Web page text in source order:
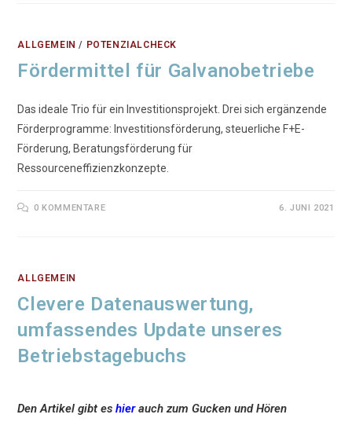
ALLGEMEIN / POTENZIALCHECK
Fördermittel für Galvanobetriebe
Das ideale Trio für ein Investitionsprojekt. Drei sich ergänzende
Förderprogramme: Investitionsförderung, steuerliche F+E-
Förderung, Beratungsförderung für
Ressourceneffizienzkonzepte.
0 KOMMENTARE 6. JUNI 2021
ALLGEMEIN
Clevere Datenauswertung,
umfassendes Update unseres
Betriebstagebuchs
Den Artikel gibt es hierauch zum Gucken und Hören